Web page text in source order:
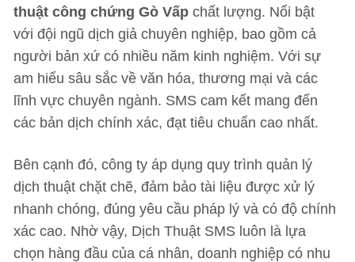
thuật công chứng Gò Vấp chất lượng. Nổi bật
với đội ngũ dịch giả chuyên nghiệp, bao gồm cả
người bản xứ có nhiều năm kinh nghiệm. Với sự
am hiểu sâu sắc về văn hóa, thương mại và các
lĩnh vực chuyên ngành. SMS cam kết mang đến
các bản dịch chính xác, đạt tiêu chuẩn cao nhất.
Bên cạnh đó, công ty áp dụng quy trình quản lý
dịch thuật chặt chẽ, đảm bảo tài liệu được xử lý
nhanh chóng, đúng yêu cầu pháp lý và có độ chính
xác cao. Nhờ vậy, Dịch Thuật SMS luôn là lựa
chọn hàng đầu của cá nhân, doanh nghiệp có nhu